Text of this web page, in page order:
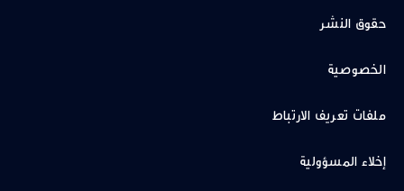
حقوق النشر
الخصوصية
ملفات تعريف الارتباط
إخلاء المسؤولية